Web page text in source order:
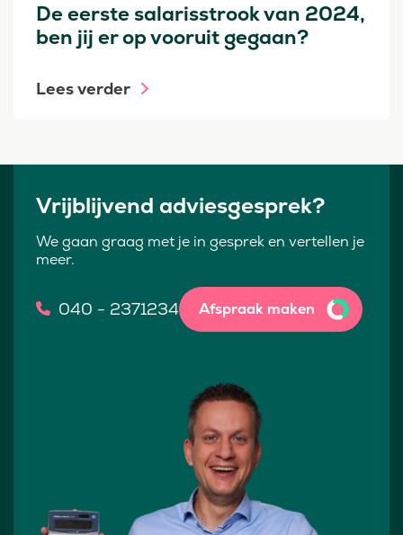
De eerste salarisstrook van 2024,
ben jij er op vooruit gegaan?
Lees verder
Vrijblijvend adviesgesprek?
We gaan graag met je in gesprek en vertellen je
meer.
040 - 2371234 Afspraak maken